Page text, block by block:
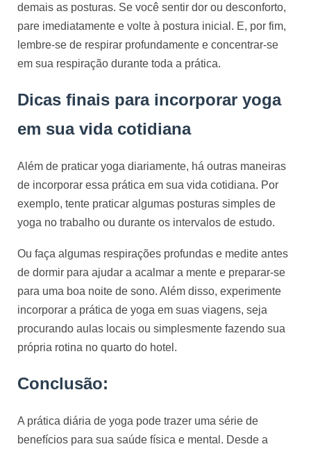
demais as posturas. Se você sentir dor ou desconforto,
pare imediatamente e volte à postura inicial. E, por fim,
lembre-se de respirar profundamente e concentrar-se
em sua respiração durante toda a prática.
Dicas finais para incorporar yoga
em sua vida cotidiana
Além de praticar yoga diariamente, há outras maneiras
de incorporar essa prática em sua vida cotidiana. Por
exemplo, tente praticar algumas posturas simples de
yoga no trabalho ou durante os intervalos de estudo.
Ou faça algumas respirações profundas e medite antes
de dormir para ajudar a acalmar a mente e preparar-se
para uma boa noite de sono. Além disso, experimente
incorporar a prática de yoga em suas viagens, seja
procurando aulas locais ou simplesmente fazendo sua
própria rotina no quarto do hotel.
Conclusão:
A prática diária de yoga pode trazer uma série de
benefícios para sua saúde física e mental. Desde a